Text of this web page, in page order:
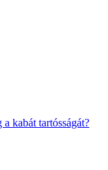
kabát tartósságát?